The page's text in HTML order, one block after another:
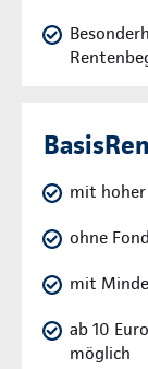
mit
ohne
mit
ab 10
möglich